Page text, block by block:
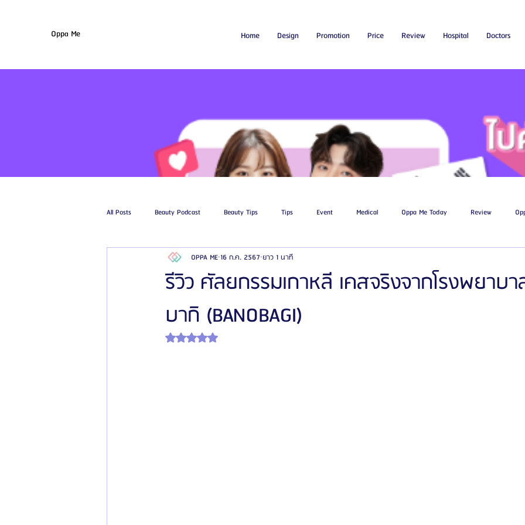
Home Design Promotion Price Review Hospital Doctors
Oppa Me
All Posts Beauty Podcast Beauty Tips Tips Event Medical Oppa Me Today Review
รีวิวศัลยกรรมฉีดไขมัน รีวิวศัลยกรรมดูดไขมัน
โรงพยาบาลศัลยกรรมเฟรช โรงพยาบาลศัลยกรรมจีเอ็นจี
รีวิว ศัลยกรรมเกาหลี เคสจริงจากโรงพยาบา
บากิ (BANOBAGI)
OPPA ME 16 ก.ค. 2567 ยาว 1 นาที
ได้รับ NaN เต็ม 5 ดาว